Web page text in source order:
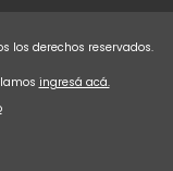
los derechos reservados.
ingresá acá.